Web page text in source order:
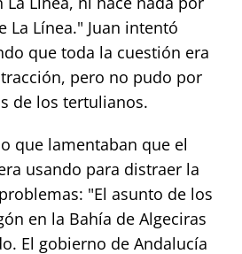
La Línea." Juan intentó
que toda la cuestión era
pero no pudo por
de los tertulianos.
que lamentaban que el
usando para distraer la
"El asunto de los
en la Bahía de Algeciras
El gobierno de Andalucía